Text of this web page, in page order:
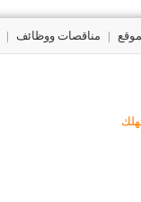
| مناقصات ووظائف |